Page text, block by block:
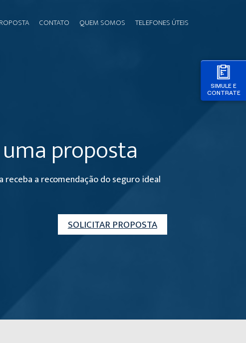
SIMULE E
CONTRATE
CONTATO QUEM SOMOS TELEFONES ÚTEIS
proposta
receba a recomendação do seguro ideal
SOLICITAR PROPOSTA